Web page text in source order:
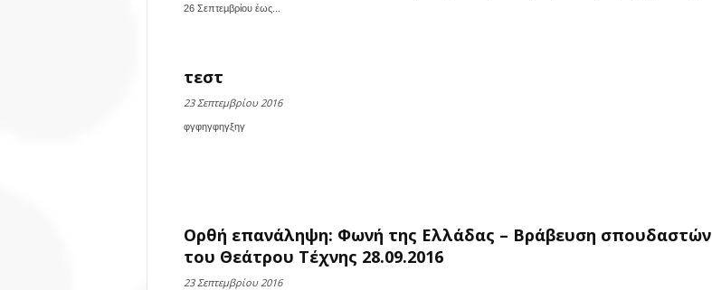
26 Σεπτεμβρίου έως...
τεστ
23 Σεπτεμβρίου 2016
φγφηγφηγξηγ
Ορθή επανάληψη: Φωνή της Ελλάδας – Βράβευση σπουδαστών
του Θεάτρου Τέχνης 28.09.2016
23 Σεπτεμβρίου 2016